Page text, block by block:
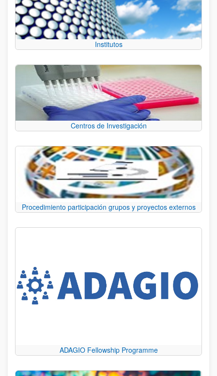
Institutos
Centros de Investigación
Procedimiento participación grupos y proyectos externos
ADAGIO Fellowship Programme